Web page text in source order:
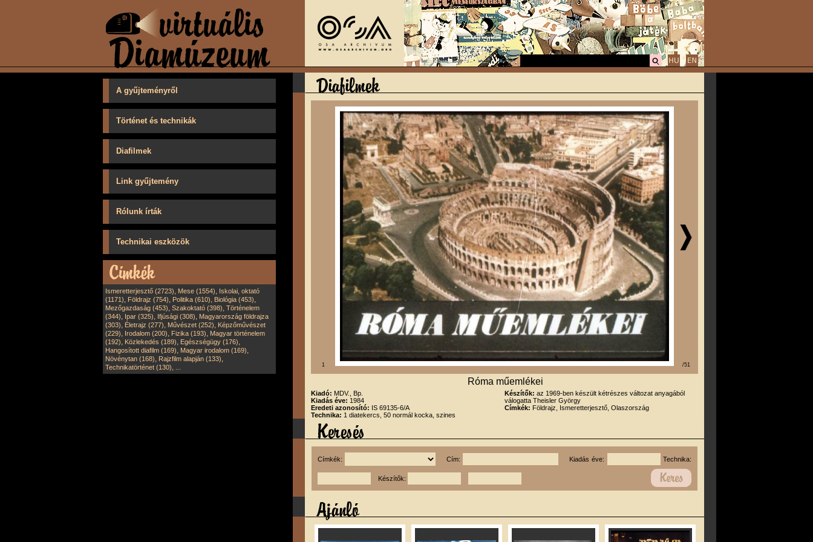
A gyűjteményről
Történet és technikák
Diafilmek
Link gyűjtemény
Rólunk írták
Technikai eszközök
Ismeretterjesztő (2723), Mese (1554), Iskolai, oktató
(1171), Földrajz (754), Politika (610), Biológia (453),
Mezőgazdaság (453), Szakoktató (398), Történelem
(344), Ipar (325), Ifjúsági (308), Magyarország földrajza
(303), Életrajz (277), Művészet (252), Képzőművészet
(229), Irodalom (200), Fizika (193), Magyar történelem
(192), Közlekedés (189), Egészségügy (176),
Hangosított diafilm (169), Magyar irodalom (169),
Növénytan (168), Rajzfilm alapján (133),
Technikatörténet (130), 1 /51
Róma műemlékei
Kiadó: MDV., Bp.
Kiadás éve: 1984
Eredeti azonosító: IS 69135-6/A
Technika: 1 diatekercs, 50 normál kocka, szines
Készítők: az 1969-ben készült kétrészes változat anyagából
válogatta Theisler György
Címkék: Földrajz, Ismeretterjesztő, Olaszország
Címkék: Cím: Kiadás éve: Technika:
Készítők: